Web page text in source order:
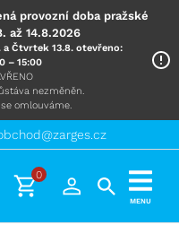
provozní doba pražské
až 14.8.2026
Čtvrtek 13.8. otevřeno:
– 15:00
nezměněn.
omlouváme.
0
MENU